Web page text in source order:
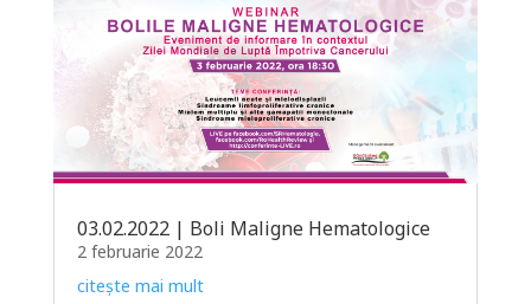
03.02.2022 | Boli Maligne Hematologice
2 februarie 2022
citește mai mult